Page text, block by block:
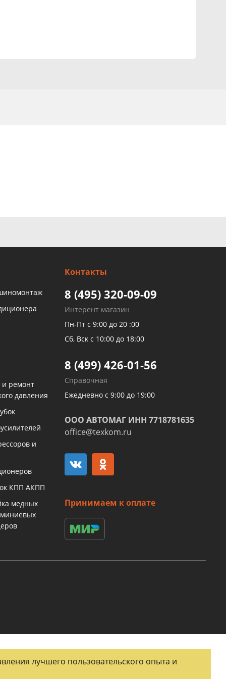
и ремонт
давления
и
КПП АКПП
медных
Контакты
8 (495) 320-09-09
Интерент магазин
Пн-Пт с 9:00 до 20 :00
Сб, Вск с 10:00 до 18:00
8 (499) 426-01-56
Справочная
Ежедневно с 9:00 до 19:00
ООО АВТОМАГ ИНН 7718781635
office@texkom.ru
Принимаем к оплате
лучшего пользовательского опыта и